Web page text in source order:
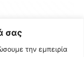
σας
την εμπειρία